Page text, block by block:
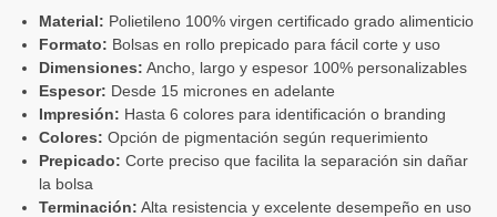
Material: Polietileno 100% virgen certificado grado alimenticio
Formato: Bolsas en rollo prepicado para fácil corte y uso
Dimensiones: Ancho, largo y espesor 100% personalizables
Espesor: Desde 15 micrones en adelante
Impresión: Hasta 6 colores para identificación o branding
Colores: Opción de pigmentación según requerimiento
Prepicado: Corte preciso que facilita la separación sin dañar
la bolsa
Terminación: Alta resistencia y excelente desempeño en uso